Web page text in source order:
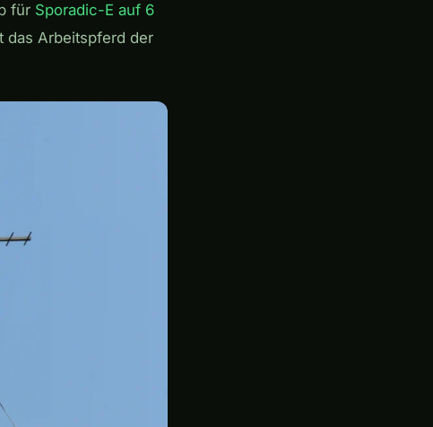
für Sporadic-E auf 6
das Arbeitspferd der